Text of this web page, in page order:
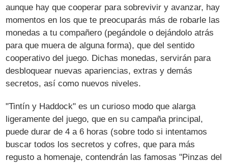
aunque hay que cooperar para sobrevivir y avanzar, hay
momentos en los que te preocuparás más de robarle las
monedas a tu compañero (pegándole o dejándolo atrás
para que muera de alguna forma), que del sentido
cooperativo del juego. Dichas monedas, servirán para
desbloquear nuevas apariencias, extras y demás
secretos, así como nuevos niveles.
"Tintín y Haddock" es un curioso modo que alarga
ligeramente del juego, que en su campaña principal,
puede durar de 4 a 6 horas (sobre todo si intentamos
buscar todos los secretos y cofres, que para más
regusto a homenaje, contendrán las famosas "Pinzas del